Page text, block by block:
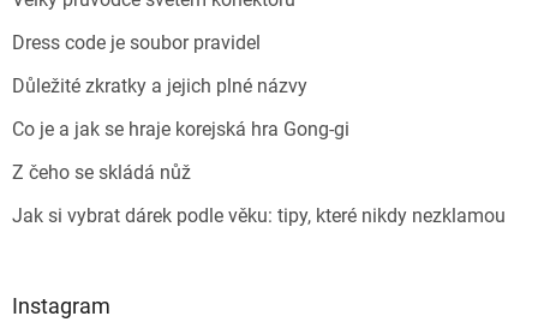
Dress code je soubor pravidel
Důležité zkratky a jejich plné názvy
Co je a jak se hraje korejská hra Gong-gi
Z čeho se skládá nůž
Jak si vybrat dárek podle věku: tipy, které nikdy nezklamou
Instagram